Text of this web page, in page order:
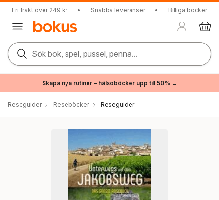
Fri frakt över 249 kr • Snabba leveranser • Billiga böcker
Sök bok, spel, pussel, penna...
Skapa nya rutiner – hälsoböcker upp till 50% →
Reseguider Reseböcker Reseguider